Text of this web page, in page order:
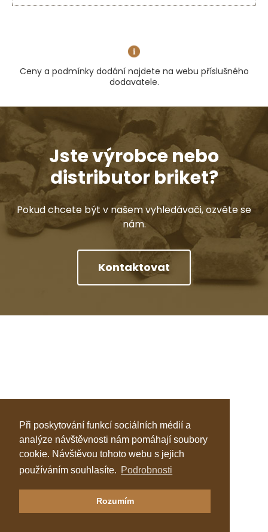
Při poskytování funkcí sociálních médií a
analýze návštěvnosti nám pomáhají soubory
cookie. Návštěvou tohoto webu s jejich
používáním souhlasíte. Podrobnosti
Rozumím
Ceny a podmínky dodání najdete na webu příslušného
dodavatele.
Jste výrobce nebo
distributor briket?
Pokud chcete být v našem vyhledávači, ozvěte se
nám.
Kontaktovat
Klastr Česká peleta
Katalog topenářů